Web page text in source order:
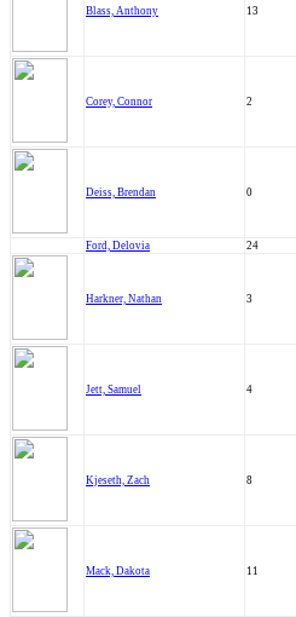
Blass, Anthony 13
Corey, Connor 2
Deiss, Brendan 0
Ford, Delovia 24
Harkner, Nathan 3
Jett, Samuel 4
Kjeseth, Zach 8
Mack, Dakota 11